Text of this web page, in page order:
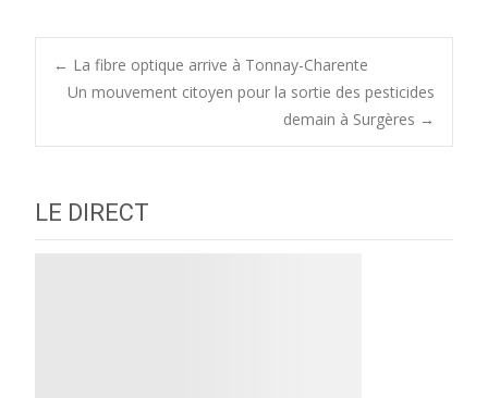
Post
navigation
← La fibre optique arrive à Tonnay-Charente
Un mouvement citoyen pour la sortie des pesticides
demain à Surgères →
LE DIRECT